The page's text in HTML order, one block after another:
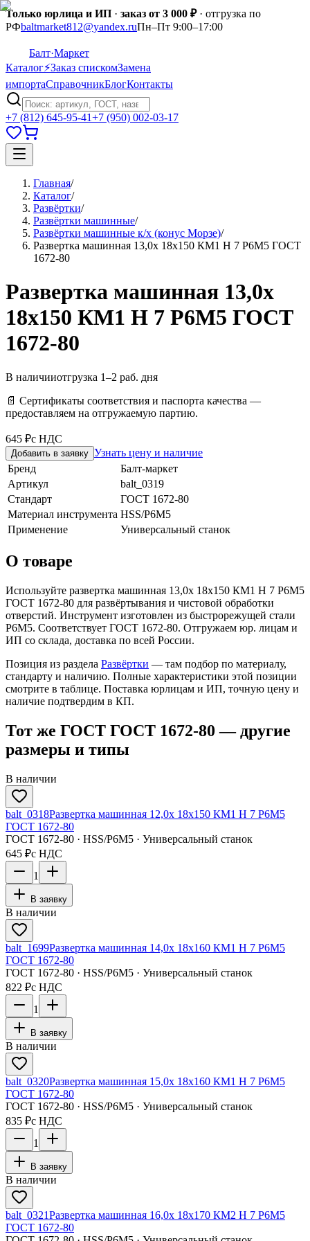
Только юрлица и ИП · заказ от 3 000 ₽· отгрузка по
РФbaltmarket812@yandex.ruПн–Пт 9:00–17:00
Балт·Маркет
Каталог⚡Заказ спискомЗамена
импортаСправочникБлогКонтакты
+7 (812) 645-95-41+7 (950) 002-03-17
Главная/
Каталог/
Развёртки/
Развёртки машинные/
Развёртки машинные к/х (конус Морзе)/
Развертка машинная 13,0х 18х150 КМ1 H 7 Р6М5 ГОСТ
1672-80
Развертка машинная 13,0х
18х150 КМ1 H 7 Р6М5 ГОСТ
1672-80
В наличииотгрузка 1–2 раб. дня
📄 Сертификаты соответствия и паспорта качества —
предоставляем на отгружаемую партию.
645 ₽с НДС
Добавить в заявку Узнать цену и наличие
Бренд
Балт-маркет
Артикул
balt_0319
Стандарт
ГОСТ 1672-80
Материал инструмента HSS/Р6М5
Применение
Универсальный станок
О товаре
Используйте развертка машинная 13,0х 18х150 КМ1 H 7 Р6М5
ГОСТ 1672-80 для развёртывания и чистовой обработки
отверстий. Инструмент изготовлен из быстрорежущей стали
Р6М5. Соответствует ГОСТ 1672-80. Отгружаем юр. лицам и
ИП со склада, доставка по всей России.
Позиция из раздела Развёртки — там подбор по материалу,
стандарту и наличию. Полные характеристики этой позиции
смотрите в таблице. Поставка юрлицам и ИП, точную цену и
наличие подтвердим в КП.
Тот же ГОСТ ГОСТ 1672-80 — другие
размеры и типы
В наличии
balt_0318Развертка машинная 12,0х 18х150 КМ1 H 7 Р6М5
ГОСТ 1672-80
ГОСТ 1672-80 · HSS/Р6М5 · Универсальный станок
645 ₽с НДС
1
В заявку
В наличии
balt_1699Развертка машинная 14,0х 18х160 КМ1 H 7 Р6М5
ГОСТ 1672-80
ГОСТ 1672-80 · HSS/Р6М5 · Универсальный станок
822 ₽с НДС
1
В заявку
В наличии
balt_0320Развертка машинная 15,0х 18х160 КМ1 H 7 Р6М5
ГОСТ 1672-80
ГОСТ 1672-80 · HSS/Р6М5 · Универсальный станок
835 ₽с НДС
1
В заявку
В наличии
balt_0321Развертка машинная 16,0х 18х170 КМ2 H 7 Р6М5
ГОСТ 1672-80